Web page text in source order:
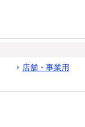
店舗・事業用